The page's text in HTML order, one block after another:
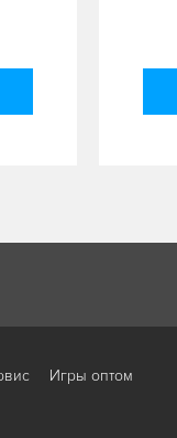
Игры оптом